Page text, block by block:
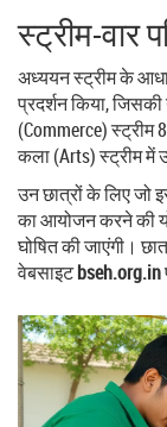
स्ट्रीम-वार
अध्ययन स्ट्रीम के
प्रदर्शन किया,
(Commerce)
कला (Arts) स्ट्रीम में
उन छात्रों के लिए जो
का आयोजन करने की
घोषित की जाएंगी।
वेबसाइटbseh.org.in